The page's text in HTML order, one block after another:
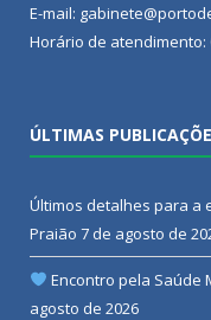
E-mail:
Horário de atendimento:
ÚLTIMAS
Últimos detalhes para a
Praião 7 de agosto de
Encontro pela Saúde
agosto de 2026